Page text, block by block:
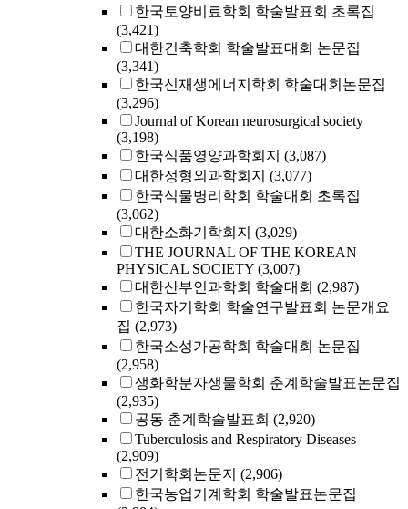
한국토양비료학회 학술발표회 초록집
(3,421)
대한건축학회 학술발표대회 논문집
(3,341)
한국신재생에너지학회 학술대회논문집
(3,296)
Journal of Korean neurosurgical society
(3,198)
한국식품영양과학회지 (3,087)
대한정형외과학회지 (3,077)
한국식물병리학회 학술대회 초록집
(3,062)
대한소화기학회지 (3,029)
THE JOURNAL OF THE KOREAN
PHYSICAL SOCIETY (3,007)
대한산부인과학회 학술대회 (2,987)
한국자기학회 학술연구발표회 논문개요
집 (2,973)
한국소성가공학회 학술대회 논문집
(2,958)
생화학분자생물학회 춘계학술발표논문집
(2,935)
공동 춘계학술발표회 (2,920)
Tuberculosis and Respiratory Diseases
(2,909)
전기학회논문지 (2,906)
한국농업기계학회 학술발표논문집